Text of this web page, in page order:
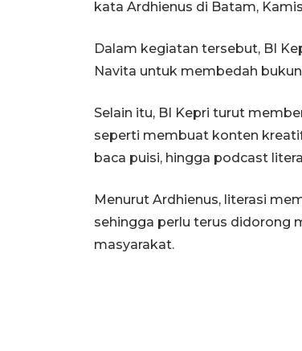
kata Ardhienus di Batam,
Dalam kegiatan tersebut, BI
Navita untuk membedah
Selain itu, BI Kepri turut
seperti membuat konten
baca puisi, hingga podcast
Menurut Ardhienus, literasi
sehingga perlu terus didorong
masyarakat.